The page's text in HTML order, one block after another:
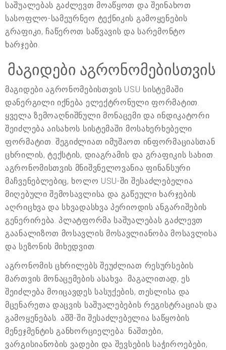
საშუალებას გაძლევთ მოაწყოთ და შეინახოთ
სასოფლო-სამეურნეო ტექნიკის გამოყენების
გრაფიკი, ჩაწეროთ საწვავის და სარემონტო
ხარჯები.
მაგიდები აგრონომებისთვის
მაგიდები აგრონომებისთვის USU სისტემაში
დანერგილი იქნება ელექტრონული ფორმატით.
ყველა ზემოაღნიშნული მონაცემი და ინდიკატორი
შეიძლება აისახოს სისტემაში მოსახერხებელი
ფორმატით. შეგიძლიათ იმუშაოთ ინფორმაციასთან
ცხრილის, ტექსტის, დიაგრამის და გრაფიკის სახით.
აგრონომისთვის მნიშვნელოვანია ფინანსური
მაჩვენებლებიც, ხოლო USU-ში შესაძლებელია
მიღებული შემოსავლისა და გაწეული ხარჯების
აღრიცხვა და სხვადასხვა პერიოდის ანგარიშების
გენერირება. პლატფორმა საშუალებას გაძლევთ
გაანალიზოთ მოსავლის მოსავლიანობა მოსავლისა
და სეზონის მიხედვით.
აგრონომის ცხრილებს შეუძლიათ რესურსების
მართვის მონაცემების ასახვა. მაგალითად, ეს
შეიძლება მოიცავდეს სასუქების, თესლისა და
მცენარეთა დაცვის საშუალებების რეგისტრაციას და
გამოყენებას. აშშ-ში შესაძლებელია საწყობის
მენეჯმენტის განხორციელება: ნაშთები,
ვარგისიანობის ვადები და შევსების საჭიროებები,